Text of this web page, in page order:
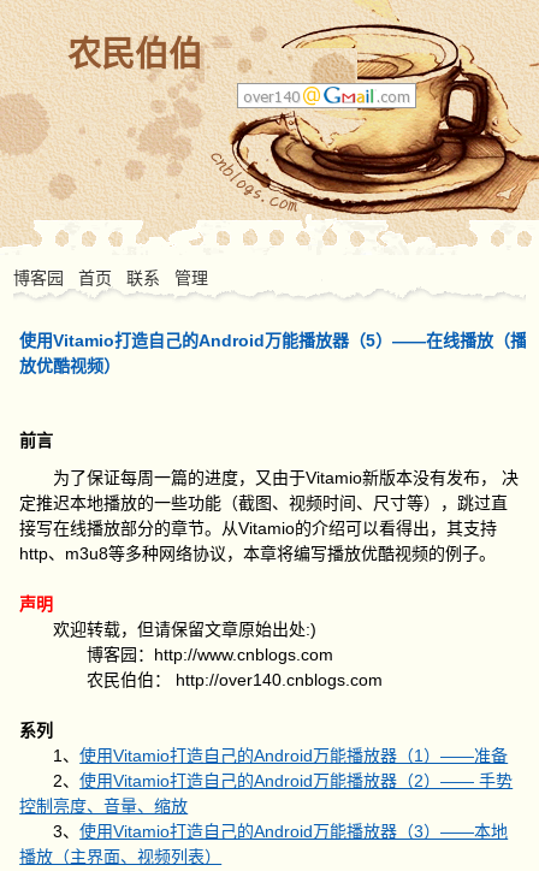
农民伯伯
博客园 首页 联系 管理
使用Vitamio打造自己的Android万能播放器（5）——在线播放（播
放优酷视频）
前言
为了保证每周一篇的进度，又由于Vitamio新版本没有发布， 决
定推迟本地播放的一些功能（截图、视频时间、尺寸等），跳过直
接写在线播放部分的章节。从Vitamio的介绍可以看得出，其支持
http、m3u8等多种网络协议，本章将编写播放优酷视频的例子。
声明
欢迎转载，但请保留文章原始出处:)
博客园：http://www.cnblogs.com
农民伯伯： http://over140.cnblogs.com
系列
1、使用Vitamio打造自己的Android万能播放器（1）——准备
2、使用Vitamio打造自己的Android万能播放器（2）—— 手势
控制亮度、音量、缩放
3、使用Vitamio打造自己的Android万能播放器（3）——本地
播放（主界面、视频列表）